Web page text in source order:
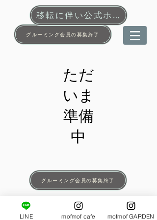
グルーミング会員の募集終了
移転に伴い公式ホームペー
​ただ
いま
準備
中
グルーミング会員の募集終了
©2014 mofmof garden All Right Reserved.
LINE
mofmof cafe mofmof GARDEN